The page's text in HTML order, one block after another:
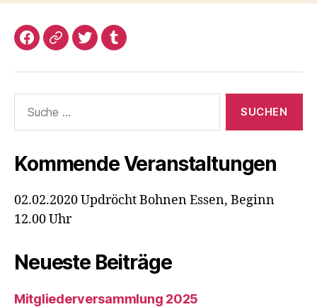
Facebook
Google+TwitterTumblr
nach:
Kommende Veranstaltungen
02.02.2020 Updröcht Bohnen Essen, Beginn
12.00 Uhr
Neueste Beiträge
Mitgliederversammlung 2025